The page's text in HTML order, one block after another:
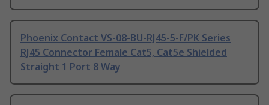
Phoenix Contact VS-08-BU-RJ45-5-F/PK Series
RJ45 Connector Female Cat5, Cat5e Shielded
Straight 1 Port 8 Way